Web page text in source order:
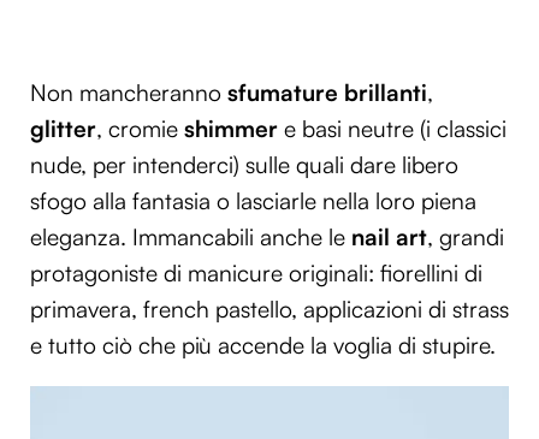
Non mancheranno sfumature brillanti,
glitter, cromie shimmer e basi neutre (i classici
nude, per intenderci) sulle quali dare libero
sfogo alla fantasia o lasciarle nella loro piena
eleganza. Immancabili anche le nail art, grandi
protagoniste di manicure originali: fiorellini di
primavera, french pastello, applicazioni di strass
e tutto ciò che più accende la voglia di stupire.